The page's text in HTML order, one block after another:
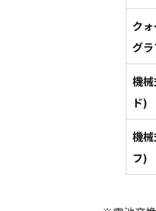
ク
グ
機
ド)
機
フ)